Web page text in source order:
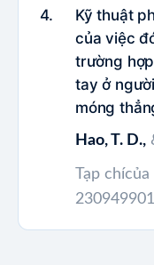
Kỹ thuật
của việc
trường
tay ở
móng
Hao, T. D.,
Tạp